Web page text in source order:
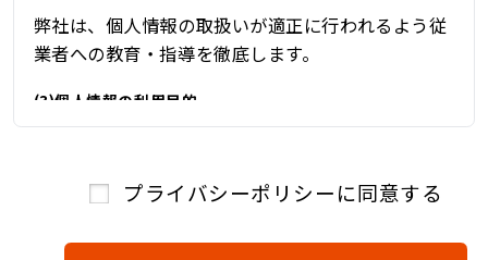
弊社は、個人情報の取扱いが適正に行われるよう従
業者への教育・指導を徹底します。
(3)個人情報の利用目的
で、適法かつ公正に利用し、その他の目的に利用す
プライバシーポリシーに同意する